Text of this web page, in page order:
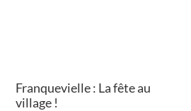
Franquevielle : La fête au
village !